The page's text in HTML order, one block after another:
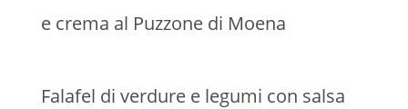
e crema al Puzzone di Moena
Falafel di verdure e legumi con salsa